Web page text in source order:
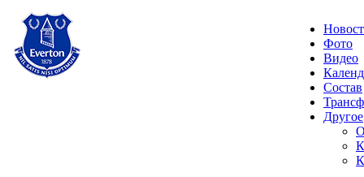
Фото
Видео
Состав
Другое